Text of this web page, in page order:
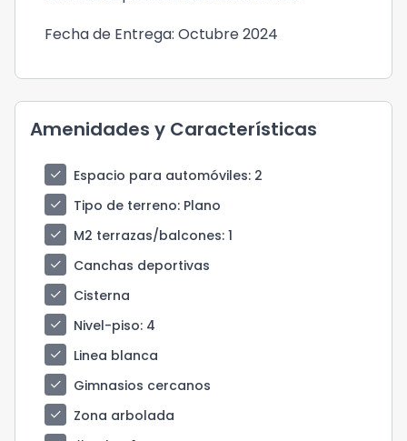
Fecha de Entrega: Octubre 2024
Amenidades y Características
check Espacio para automóviles: 2
check
Tipo de terreno: Plano
check
M2 terrazas/balcones: 1
check
Canchas deportivas
check
Cisterna
check
Nivel-piso: 4
check
Linea blanca
check
Gimnasios cercanos
check
Zona arbolada